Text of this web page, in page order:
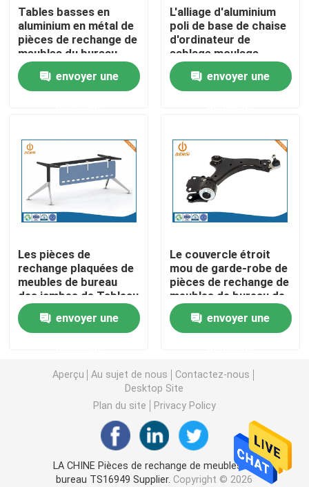
nouvelles
L'aluminium moulage mécanique sous pression
Pièces de usinage de commande numérique par
Pièces de rotation de commande numérique par
Pièces de fraisage de commande numérique par
Clôtures électroniques faites sur commande
Moulages par injection en plastique
la lingotière de moulage mécanique sous pression
Les pièces d'auto de moulage mécanique sous
Tables basses en
aluminium en métal de
pièces de rechange de
meubles du bureau
ADC12 d'OEM
envoyer une
L'alliage d'aluminium
poli de base de chaise
d'ordinateur de
sablage moulage
mécanique sous
pressionenvoyer une
Les pièces de
rechange plaquées de
meubles de bureau
des jambes de Tableau
de moulage mécanique
sous pression
envoyer une
Le couvercle étroit
mou de garde-robe de
pièces de rechange de
meubles de bureau de
moulage mécanique
sous pression
envoyer une
Aperçu Au sujet de nous
Contactez-nous
Desktop Site
Plan du site
Privacy Policy
LA CHINE Pièces de rechange de meubles du
bureau TS16949 Supplier. Copyright © 2026